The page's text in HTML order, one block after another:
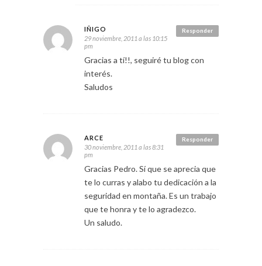
Responder
IÑIGO
29 noviembre, 2011 a las 10:15
pm
Gracias a tí!!, seguiré tu blog con
interés.
Saludos
Responder
ARCE
30 noviembre, 2011 a las 8:31
pm
Gracias Pedro. Sí que se aprecia que
te lo curras y alabo tu dedicación a la
seguridad en montaña. Es un trabajo
que te honra y te lo agradezco.
Un saludo.